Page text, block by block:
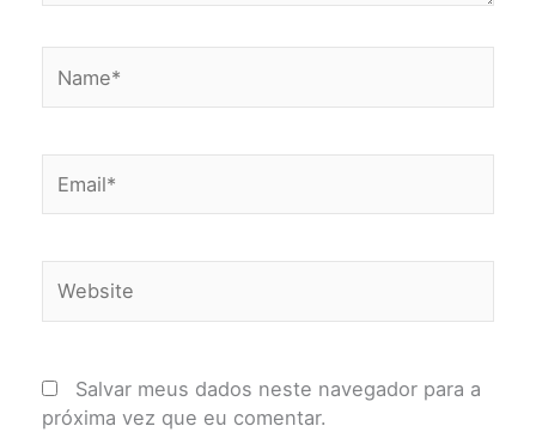
Salvar meus dados neste navegador para a
próxima vez que eu comentar.